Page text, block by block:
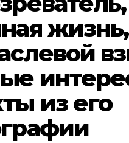
жизнь,
из его